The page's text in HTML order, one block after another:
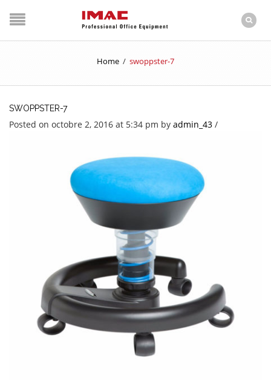
Home / swoppster-7
SWOPPSTER-7
Posted on octobre 2, 2016 at 5:34 pm by admin_43 /